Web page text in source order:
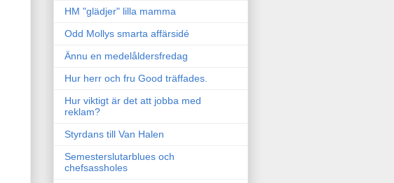
HM "glädjer" lilla mamma
Odd Mollys smarta affärsidé
Ännu en medelåldersfredag
Hur herr och fru Good träffades.
Hur viktigt är det att jobba med
reklam?
Styrdans till Van Halen
Semesterslutarblues och
chefsassholes